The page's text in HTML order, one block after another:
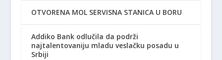
OTVORENA MOL SERVISNA STANICA U BORU
Addiko Bank odlučila da podrži
najtalentovaniju mladu veslačku posadu u
Srbiji